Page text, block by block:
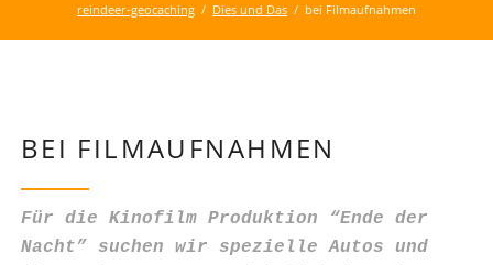
reindeer-geocaching Dies und Das bei Filmaufnahmen
BEI FILMAUFNAHMEN
Für die Kinofilm Produktion “Ende der
Nacht” suchen wir spezielle Autos und